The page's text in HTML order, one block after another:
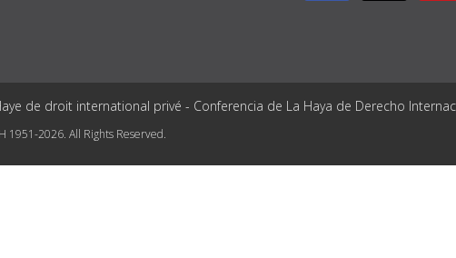
de droit international privé - Conferencia de La Haya de Derecho
1951-2026. All Rights Reserved.